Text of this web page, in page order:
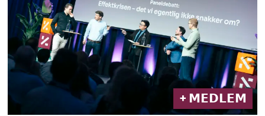
+ 𝗠𝗘𝗗𝗟𝗘𝗠